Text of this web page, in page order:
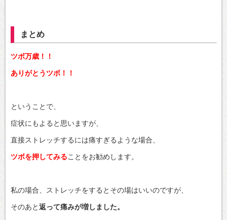
まとめ
ツボ万歳！！
ありがとうツボ！！
ということで、
症状にもよると思いますが、
直接ストレッチするには痛すぎるような場合、
ツボを押してみることをお勧めします。
私の場合、ストレッチをするとその場はいいのですが、
そのあと返って痛みが増しました。